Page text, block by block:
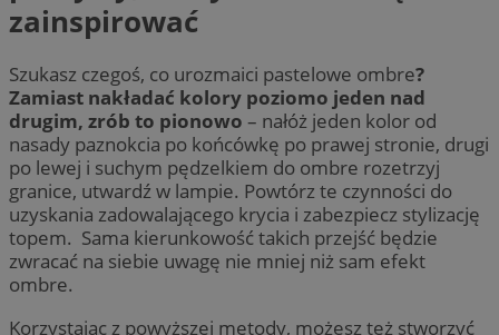
zainspirować
Szukasz czegoś, co urozmaici pastelowe ombre?
Zamiast nakładać kolory poziomo jeden nad
drugim, zrób to pionowo – nałóż jeden kolor od
nasady paznokcia po końcówkę po prawej stronie, drugi
po lewej i suchym pędzelkiem do ombre rozetrzyj
granice, utwardź w lampie. Powtórz te czynności do
uzyskania zadowalającego krycia i zabezpiecz stylizację
topem. Sama kierunkowość takich przejść będzie
zwracać na siebie uwagę nie mniej niż sam efekt
ombre.
Korzystając z powyższej metody, możesz też stworzyć